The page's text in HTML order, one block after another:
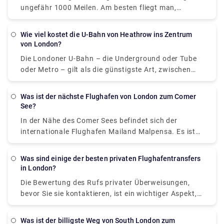
profitieren, empfehlen wir Ihnen, Ihren privaten
Pickups im Voraus zu buchen. Füllen Sie das
untenstehende Formular aus und planen Sie eine
stressfreie Reise.
ungefähr 1000 Meilen. Am besten fliegt man,
durchschnittlich 3 Flüge pro Woche mit einer
nach London ist mit Ryanair (50 £), British Airways
nach einer Möglichkeit suchen, neben dem Flug zum
Flughafen London City zu gelangen, entscheiden Sie
Stunden dauert und 200 bis 350 € kostet.
Wie viel kostet die U-Bahn von Heathrow ins Zentrum
von London?
Die Londoner U-Bahn – die Underground oder Tube
oder Metro – gilt als die günstigste Art, zwischen
Heathrow und Central London zu reisen. Eine
(Zone 6) ins Zentrum von London (Zone 1) kostet
kontaktlosen Kreditkarte 3 £. In Begleitung eines
Erwachsenen fahren Kinder unter 11 Jahren
Was ist der nächste Flughafen von London zum Comer
See?
In der Nähe des Comer Sees befindet sich der
internationale Flughafen Mailand Malpensa. Es ist
möglich, mit dem Malpensa Express vom Flughafen
fahren, mit einer Fahrzeit von 1 Stunde und 30
die Sie für das Umsteigen aufwenden. Der Startpreis
liegt bei etwa 15 £.
Was sind einige der besten privaten Flughafentransfers
in London?
Die Bewertung des Rufs privater Überweisungen,
bevor Sie sie kontaktieren, ist ein wichtiger Aspekt,
den Sie überprüfen müssen. Dann werden Lizenzen
Was ist der billigste Weg von South London zum